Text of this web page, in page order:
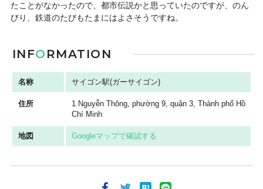
たことがなかったので、都市伝説かと思っていたのですが、のん
びり、鉄道のたびもたまにはよさそうですね。
INFO RMATION
名称 サイゴン駅(ガーサイゴン)
住所
1 Nguyễn Thông, phường 9, quận 3, Thành phố Hồ
Chí Minh
地図 Googleマップで確認する